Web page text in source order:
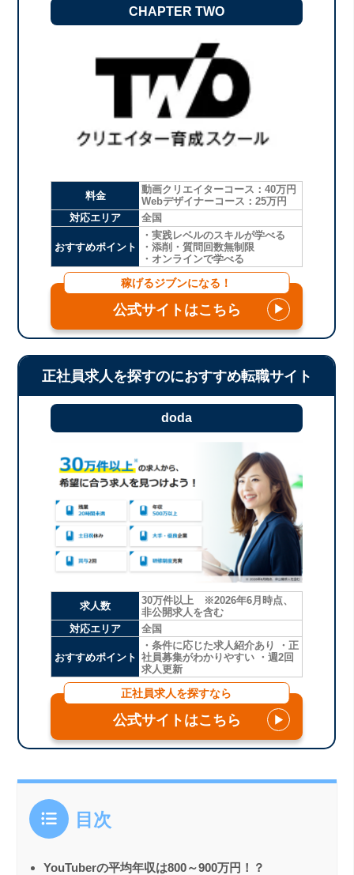
CHAPTER TWO
料金
動画クリエイターコース：40万円
Webデザイナーコース：25万円
対応エリア
全国
おすすめポイント
・実践レベルのスキルが学べる
・添削・質問回数無制限
・オンラインで学べる
稼げるジブンになる！
公式サイトはこちら ▶
正社員求人を探すのにおすすめ転職サイト
doda
求人数
30万件以上 ※2026年6月時点、
非公開求人を含む
対応エリア
全国
おすすめポイント
・条件に応じた求人紹介あり ・正
社員募集がわかりやすい ・週2回
求人更新
正社員求人を探すなら
公式サイトはこちら ▶
目次
YouTuberの平均年収は800～900万円！？